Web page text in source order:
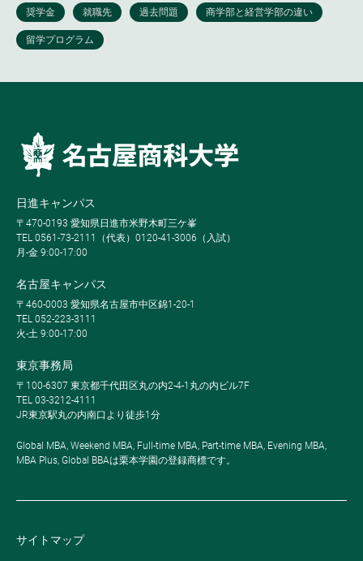
日進キャンパス
〒470-0193 愛知県日進市米野木町三ケ峯
TEL 0561-73-2111（代表）0120-41-3006（入試）
月-金 9:00-17:00
名古屋キャンパス
〒460-0003 愛知県名古屋市中区錦1-20-1
TEL 052-223-3111
火-土 9:00-17:00
東京事務局
〒100-6307 東京都千代田区丸の内2-4-1丸の内ビル7F
TEL 03-3212-4111
JR東京駅丸の内南口より徒歩1分
Global MBA, Weekend MBA, Full-time MBA, Part-time MBA, Evening MBA,
MBA Plus, Global BBAは栗本学園の登録商標です。
サイトマップ